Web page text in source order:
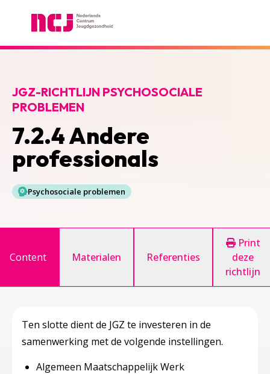
7.2.4 Andere
professionals
JGZ-RICHTLIJN PSYCHOSOCIALE
PROBLEMEN
Psychosociale problemen
Content Materialen Referenties
Print
deze
richtlijn
Ten slotte dient de JGZ te investeren in de
samenwerking met de volgende instellingen.
Algemeen Maatschappelijk Werk